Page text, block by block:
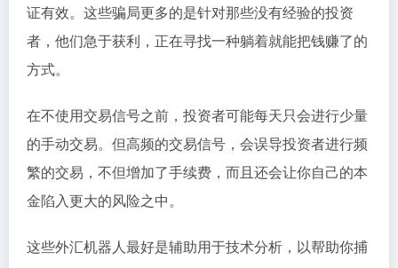
证有效。这些骗局更多的是针对那些没有经验的投资
者，他们急于获利，正在寻找一种躺着就能把钱赚了的
方式。
在不使用交易信号之前，投资者可能每天只会进行少量
的手动交易。但高频的交易信号，会误导投资者进行频
繁的交易，不但增加了手续费，而且还会让你自己的本
金陷入更大的风险之中。
这些外汇机器人最好是辅助用于技术分析，以帮助你捕